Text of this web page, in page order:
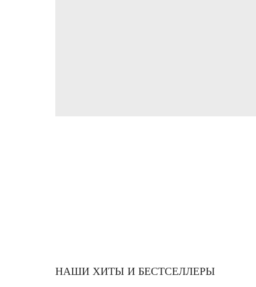
НАШИ ХИТЫ И БЕСТСЕЛЛЕРЫ